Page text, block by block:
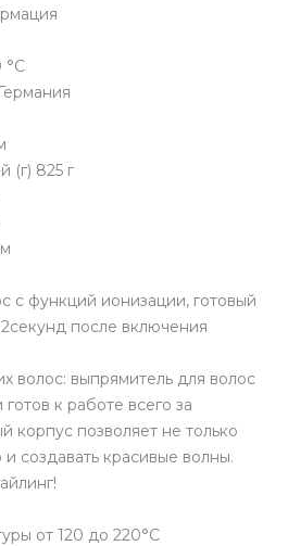
°C
(г) 825 г
с функций ионизации, готовый
после включения
волос: выпрямитель для волос
к работе всего за
корпус позволяет не только
создавать красивые волны.
от 120 до 220°C